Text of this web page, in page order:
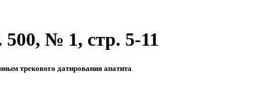
№ 1, стр. 5-11
трекового датирования апатита